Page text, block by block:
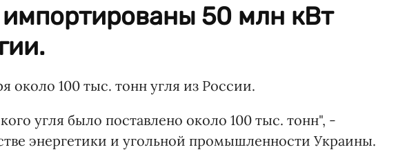
50 млн кВт
около 100 тыс. тонн угля из России.
угля было поставлено около 100 тыс. тонн", -
энергетики и угольной промышленности Украины.